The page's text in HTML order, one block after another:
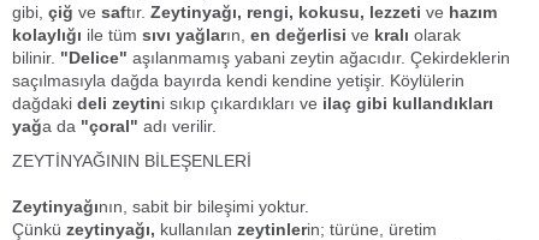
gibi, çiğ ve saftır. Zeytinyağı, rengi, kokusu, lezzeti ve hazım
kolaylığı ile tüm sıvı yağların, en değerlisi ve kralı olarak
bilinir. "Delice" aşılanmamış yabani zeytin ağacıdır. Çekirdeklerin
saçılmasıyla dağda bayırda kendi kendine yetişir. Köylülerin
dağdaki deli zeytini sıkıp çıkardıkları ve ilaç gibi kullandıkları
yağa da "çoral" adı verilir.
ZEYTİNYAĞININ BİLEŞENLERİ
Zeytinyağının, sabit bir bileşimi yoktur.
Çünkü zeytinyağı, kullanılan zeytinlerin; türüne, üretim